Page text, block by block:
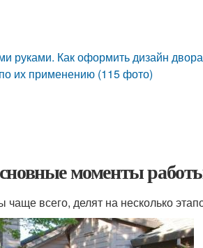
руками. Как оформить дизайн
их применению (115 фото)
моменты
всего, делят на несколько